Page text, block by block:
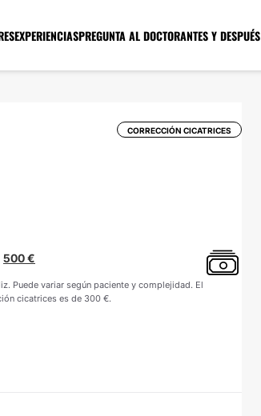
EXPERIENCIASPREGUNTA AL DOCTORANTES Y DESPUÉS
CORRECCIÓN CICATRICES
500 €
Puede variar según paciente y complejidad. El
cicatrices es de 300 €.